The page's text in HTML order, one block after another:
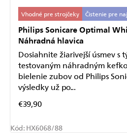
Vhodné pre strojčeky Čistenie pre
Philips Sonicare Optimal
Náhradná hlavica
€39,90
Dosiahnite žiarivejší úsmev s
testovaným náhradným
bielenie zubov od Philips
výsledky už po...
Kód: HX6068/88